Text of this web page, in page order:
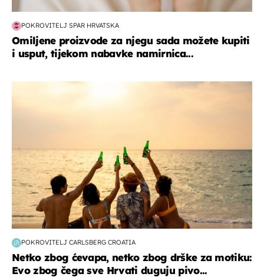
POKROVITELJ SPAR HRVATSKA
Omiljene proizvode za njegu sada možete kupiti
i usput, tijekom nabavke namirnica...
POKROVITELJ CARLSBERG CROATIA
Netko zbog ćevapa, netko zbog drške za motiku:
Evo zbog čega sve Hrvati duguju pivo...